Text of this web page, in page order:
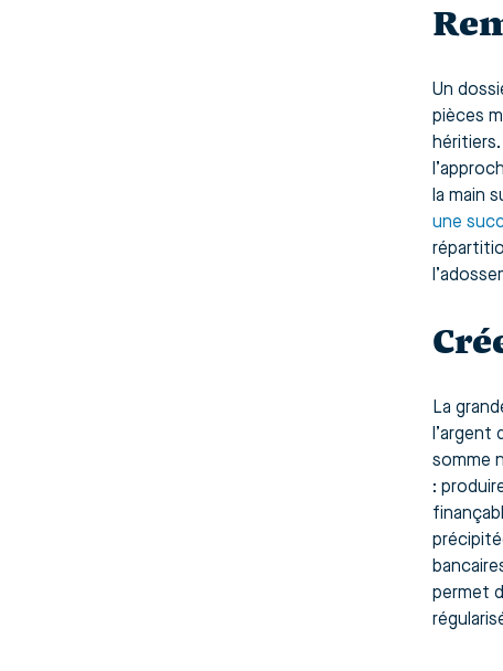
Un
pièces
la main
une
La
somme
:
permet